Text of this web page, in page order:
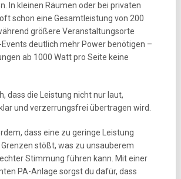
In kleinen Räumen oder bei privaten
schon eine Gesamtleistung von 200
größere Veranstaltungsorte
deutlich mehr Power benötigen –
ab 1000 Watt pro Seite keine
dass die Leistung nicht nur laut,
und verzerrungsfrei übertragen wird.
dass eine zu geringe Leistung
stößt, was zu unsauberem
Stimmung führen kann. Mit einer
PA-Anlage sorgst du dafür, dass